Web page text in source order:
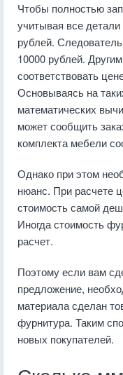
Чтобы полностью
учитывая все
рублей.
10000 рублей.
соответствовать
Основываясь на
математических
может сообщить
комплекта мебели
Однако при этом
нюанс. При расчете
стоимость самой
Иногда стоимость
расчет.
Поэтому если вам
предложение,
материала сделан
фурнитура. Таким
новых покупателей.